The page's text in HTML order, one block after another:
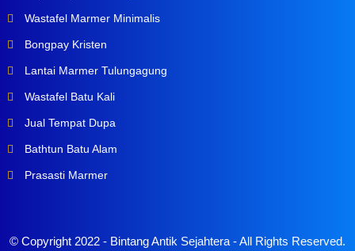
Wastafel Marmer Minimalis
Bongpay Kristen
Lantai Marmer Tulungagung
Wastafel Batu Kali
Jual Tempat Dupa
Bathtun Batu Alam
Prasasti Marmer
© Copyright 2022 - Bintang Antik Sejahtera- All Rights Reserved.